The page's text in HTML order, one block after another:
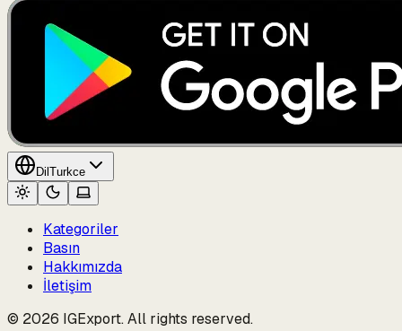
Dil Turkce
Kategoriler
Basın
Hakkımızda
İletişim
© 2026 IGExport. All rights reserved.